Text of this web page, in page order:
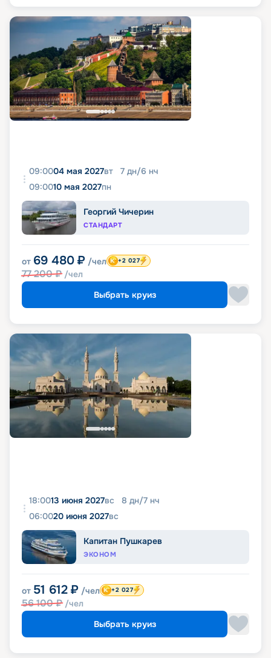
09:0004 мая 2027вт 7 дн/6 нч
09:0010 мая 2027пн
Георгий Чичерин
СТАНДАРТ
от 69 480 ₽ /чел
77 200₽ /чел
+2 027
Выбрать круиз
18:0013 июня 2027вс 8 дн/7 нч
06:0020 июня 2027вс
Капитан Пушкарев
ЭКОНОМ
от 51 612 ₽ /чел
56 100₽ /чел
+2 027
Выбрать круиз